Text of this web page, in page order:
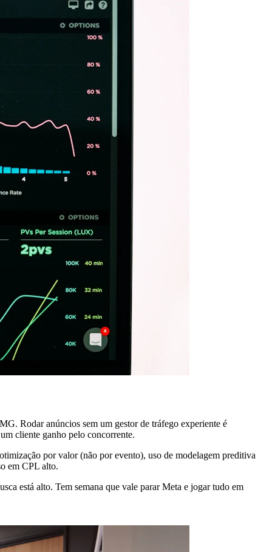
Rodar anúncios sem um gestor de tráfego experiente é
cliente ganho pelo concorrente.
por valor (não por evento), uso de modelagem preditiva
em CPL alto.
está alto. Tem semana que vale parar Meta e jogar tudo em